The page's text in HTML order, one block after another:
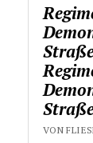
VON